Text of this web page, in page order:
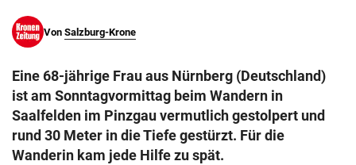
Von Salzburg-Krone
Eine 68-jährige Frau aus Nürnberg (Deutschland)
ist am Sonntagvormittag beim Wandern in
Saalfelden im Pinzgau vermutlich gestolpert und
rund 30 Meter in die Tiefe gestürzt. Für die
Wanderin kam jede Hilfe zu spät.